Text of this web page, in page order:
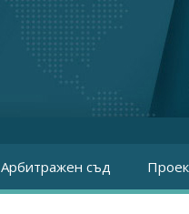
Арбитражен съд